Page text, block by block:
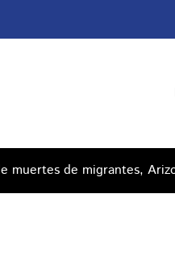
muertes de migrantes,